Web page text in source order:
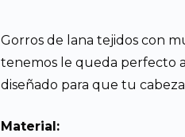
Gorros de lana tejidos con
tenemos le queda perfecto
diseñado para que tu
Material: